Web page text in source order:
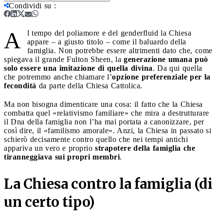
Condividi su :
A
l tempo del poliamore e del genderfluid la Chiesa
appare – a giusto titolo – come il baluardo della
famiglia. Non potrebbe essere altrimenti dato che, come
spiegava il grande Fulton Sheen, la generazione umana può
solo essere una imitazione di quella divina. Da qui quella
che potremmo anche chiamare l’opzione preferenziale per la
fecondità da parte della Chiesa Cattolica.
Ma non bisogna dimenticare una cosa: il fatto che la Chiesa
combatta quel «relativismo familiare» che mira a destrutturare
il Dna della famiglia non l’ha mai portata a canonizzare, per
così dire, il «familismo amorale». Anzi, la Chiesa in passato si
schierò decisamente contro quello che nei tempi antichi
appariva un vero e proprio strapotere della famiglia che
tiranneggiava sui propri membri.
La Chiesa contro la famiglia (di
un certo tipo)